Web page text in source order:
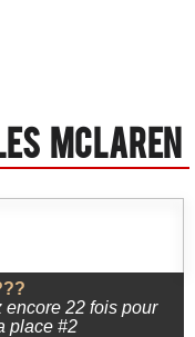
Mclaren
encore 22 fois pour
place #2